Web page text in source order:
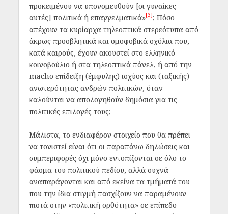
προκειμένου να υπονομευθούν [οι γυναίκες
αυτές] πολιτικά ή επαγγελματικά»[3]; Πόσο
απέχουν τα κυρίαρχα τηλεοπτικά στερεότυπα από
άκρως προσβλητικά και ομοφοβικά σχόλια που,
κατά καιρούς, έχουν ακουστεί στο ελληνικό
κοινοβούλιο ή στα τηλεοπτικά πάνελ, ή από την
macho επίδειξη (έμφυλης) ισχύος και (ταξικής)
ανωτερότητας ανδρών πολιτικών, όταν
καλούνται να απολογηθούν δημόσια για τις
πολιτικές επιλογές τους;
Μάλιστα, το ενδιαφέρον στοιχείο που θα πρέπει
να τονιστεί είναι ότι οι παραπάνω δηλώσεις και
συμπεριφορές όχι μόνο εντοπίζονται σε όλο το
φάσμα του πολιτικού πεδίου, αλλά συχνά
αναπαράγονται και από εκείνα τα τμήματά του
που την ίδια στιγμή πασχίζουν να παραμένουν
πιστά στην «πολιτική ορθότητα» σε επίπεδο